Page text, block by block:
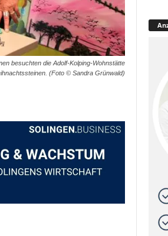
besuchten die Adolf-Kolping-Wohnstätte
(Foto © Sandra Grünwald)